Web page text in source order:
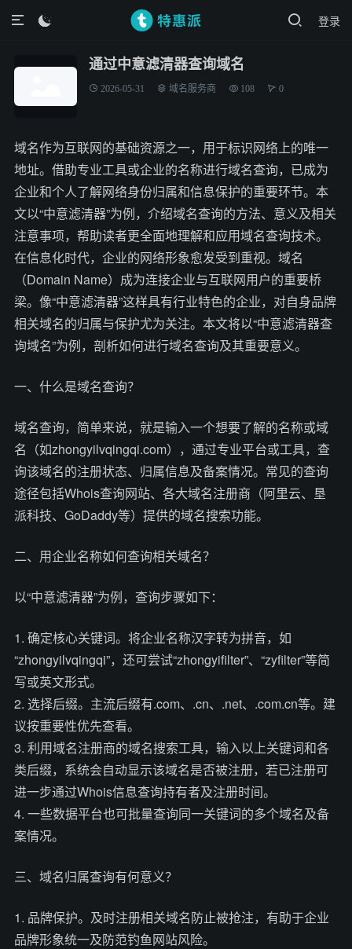
登录

通过中意滤清器查询域名
2026-05-31 域名服务商 108 0
域名作为互联网的基础资源之一，用于标识网络上的唯一
地址。借助专业工具或企业的名称进行域名查询，已成为
企业和个人了解网络身份归属和信息保护的重要环节。本
文以“中意滤清器”为例，介绍域名查询的方法、意义及相关
注意事项，帮助读者更全面地理解和应用域名查询技术。
在信息化时代，企业的网络形象愈发受到重视。域名
（Domain Name）成为连接企业与互联网用户的重要桥
梁。像“中意滤清器”这样具有行业特色的企业，对自身品牌
相关域名的归属与保护尤为关注。本文将以“中意滤清器查
询域名”为例，剖析如何进行域名查询及其重要意义。
一、什么是域名查询？
域名查询，简单来说，就是输入一个想要了解的名称或域
名（如zhongyilvqingqi.com），通过专业平台或工具，查
询该域名的注册状态、归属信息及备案情况。常见的查询
途径包括Whois查询网站、各大域名注册商（阿里云、垦
派科技、GoDaddy等）提供的域名搜索功能。
二、用企业名称如何查询相关域名？
以“中意滤清器”为例，查询步骤如下：
1. 确定核心关键词。将企业名称汉字转为拼音，如
“zhongyilvqingqi”，还可尝试“zhongyifilter”、“zyfilter”等简
写或英文形式。
2. 选择后缀。主流后缀有.com、.cn、.net、.com.cn等。建
议按重要性优先查看。
3. 利用域名注册商的域名搜索工具，输入以上关键词和各
类后缀，系统会自动显示该域名是否被注册，若已注册可
进一步通过Whois信息查询持有者及注册时间。
4. 一些数据平台也可批量查询同一关键词的多个域名及备
案情况。
三、域名归属查询有何意义？
1. 品牌保护。及时注册相关域名防止被抢注，有助于企业
品牌形象统一及防范钓鱼网站风险。